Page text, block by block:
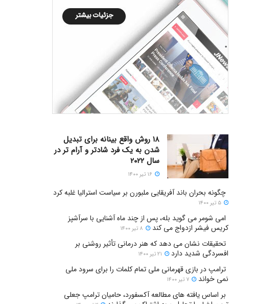
۱۸ روش واقع بینانه برای تبدیل
شدن به یک فرد شادتر و آرام تر در
سال ۲۰۲۲
چگونه بحران باند آفریقایی ملبورن بر سیاست استرالیا غلبه کرد
امی شومر می گوید بله، پس از چند ماه آشنایی با سرآشپز
کریس فیشر ازدواج می کند
تحقیقات نشان می دهد که هنر درمانی تأثیر روشنی بر
افسردگی شدید دارد
ترامپ در بازی قهرمانی ملی تمام کلمات را برای سرود ملی
نمی خواند
بر اساس یافته های مطالعه آکسفورد، حامیان ترامپ جعلی